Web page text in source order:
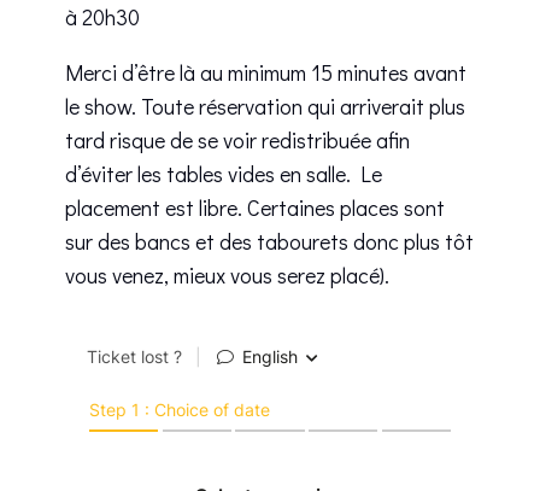
à 20h30
Merci d’être là au minimum 15 minutes avant
le show. Toute réservation qui arriverait plus
tard risque de se voir redistribuée afin
d’éviter les tables vides en salle. Le
placement est libre. Certaines places sont
sur des bancs et des tabourets donc plus tôt
vous venez, mieux vous serez placé).